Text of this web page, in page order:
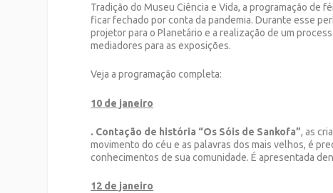
Tradição do Museu Ciência e Vida, a programação de
ficar fechado por conta da pandemia. Durante esse
projetor para o Planetário e a realização de um
mediadores para as exposições.
Veja a programação completa:
10 de janeiro
. Contação de história “Os Sóis de Sankofa”, as
movimento do céu e as palavras dos mais velhos, é
conhecimentos de sua comunidade. É apresentada
12 de janeiro